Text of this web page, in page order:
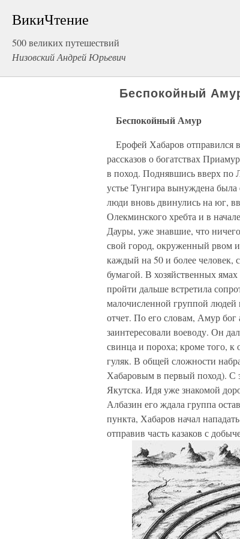
ВикиЧтение
500 великих путешествий
Низовский Андрей Юрьевич
Беспокойный
Беспокойный Амур
Ерофей Хабаров отправился
рассказов о богатствах
в поход. Поднявшись вверх по
устье Тунгира вынуждена была
люди вновь двинулись на юг,
Олекминского хребта и в
Дауры, уже знавшие, что
свой город, окруженный рвом
каждый на 50 и более
бумагой. В хозяйственных
пройти дальше встретила
малочисленной группой людей
отчет. По его словам, Амур
заинтересовали воеводу. Он
свинца и пороха; кроме того, к
гуляк. В общей сложности
Хабаровым в первый поход). С
Якутска. Идя уже знакомой
Албазин его ждала группа
пункта, Хабаров начал
отправив часть казаков с